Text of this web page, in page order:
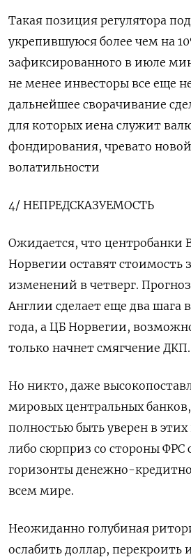
Такая позиция регулятора
укрепившуюся более чем на
зафиксированного в июле
не менее инвесторы все еще
дальнейшее сворачивание
для которых иена служит
фондирования, чревато
волатильности
4/ НЕПРЕДСКАЗУЕМОСТЬ
Ожидается, что центробанки
Норвегии оставят стоимость
изменений в четверг.
Англии сделает еще два шага
года, а ЦБ Норвегии,
только начнет смягчение ДКП.
Но никто, даже
мировых центральных
полностью быть уверен в
либо сюрприз со стороны ФРС
горизонты денежно-
всем мире.
Неожиданно голубиная
ослабить доллар,